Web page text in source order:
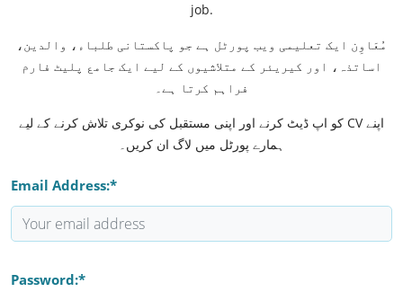
job.
مُعَاوِن ایک تعلیمی ویب پورٹل ہے جو پاکستانی طلباء، والدین،
اساتذہ، اور کیریئر کے متلاشیوں کے لیے ایک جامع پلیٹ فارم
فراہم کرتا ہے۔
اپنے CV کو اپ ڈیٹ کرنے اور اپنی مستقبل کی نوکری تلاش کرنے کے لیے
ہمارے پورٹل میں لاگ ان کریں۔
Email Address:*
Password:*